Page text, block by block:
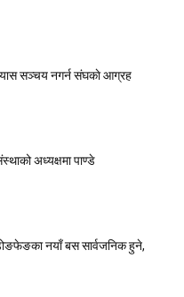
सञ्चय नगर्न संघकाे आग्रह
अध्यक्षमा पाण्डे
नयाँ बस सार्वजनिक हुने,